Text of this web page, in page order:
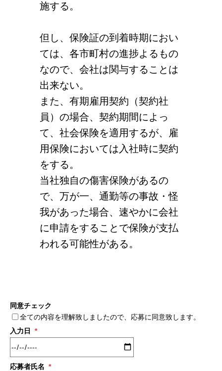
施する。
但し、保険証の到着時期におい
ては、各市町村の進捗よるもの
なので、会社は関与することは
出来ない。
また、有期雇用契約（契約社
員）の場合、契約期間によっ
て、社会保険を適用するが、雇
用保険においては入社時に契約
をする。
当社独自の傷害保険があるの
で、万が一、通勤等の事故・怪
我があった場合、速やかに会社
に申請をすることで保険が支払
われる可能性がある。
同意チェック
全ての内容を理解致しましたので、応募に同意致します。
入力日
*
応募者氏名 *